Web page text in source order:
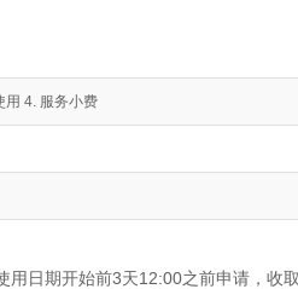
用 4. 服务小费
日期开始前3天12:00之前申请，